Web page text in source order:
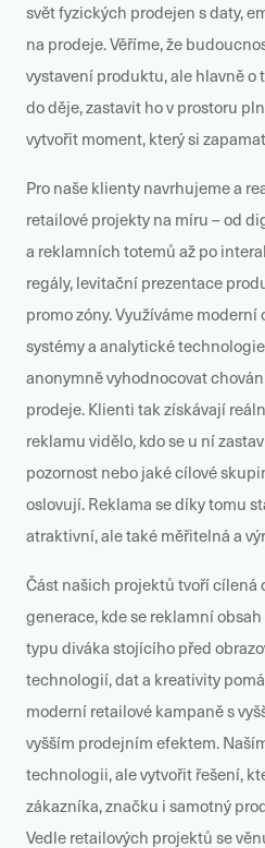
svět fyzických prodejen s daty,
na prodeje. Věříme, že
vystavení produktu, ale hlavně
do děje, zastavit ho v prostoru
vytvořit moment, který si
Pro naše klienty navrhujeme a
retailové projekty na míru – od
a reklamních totemů až po
regály, levitační prezentace
promo zóny. Využíváme
systémy a analytické
anonymně vyhodnocovat
prodeje. Klienti tak získávají
reklamu vidělo, kdo se u ní
pozornost nebo jaké cílové
oslovují. Reklama se díky tomu
atraktivní, ale také měřitelná a
Část našich projektů tvoří
generace, kde se reklamní
typu diváka stojícího před
technologií, dat a kreativity
moderní retailové kampaně s
vyšším prodejním efektem.
technologii, ale vytvořit řešení,
zákazníka, značku i samotný
Vedle retailových projektů se